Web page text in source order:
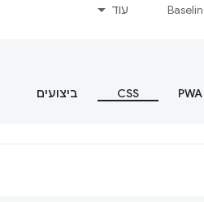
עוד
PWA
CSS ביצועים